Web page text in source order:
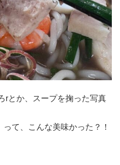
rとか、スープを掬った写真
て、こんな美味かった？！